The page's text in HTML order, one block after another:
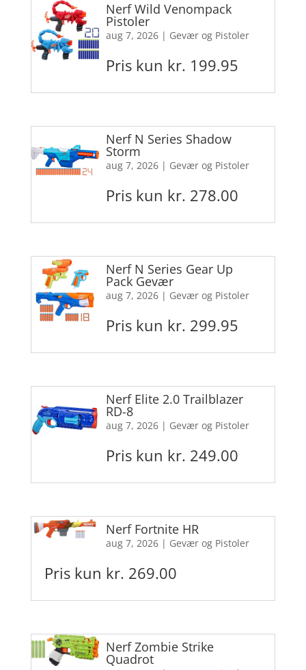
Nerf Wild Venompack
Pistoler
aug 7, 2026| Gevær og Pistoler
Pris kun kr. 199.95
Nerf N Series Shadow
Storm
aug 7, 2026| Gevær og Pistoler
Pris kun kr. 278.00
Nerf N Series Gear Up
Pack Gevær
aug 7, 2026| Gevær og Pistoler
Pris kun kr. 299.95
Nerf Elite 2.0 Trailblazer
RD-8
aug 7, 2026| Gevær og Pistoler
Pris kun kr. 249.00
Nerf Fortnite HR
aug 7, 2026| Gevær og Pistoler
Pris kun kr. 269.00
Nerf Zombie Strike
Quadrot